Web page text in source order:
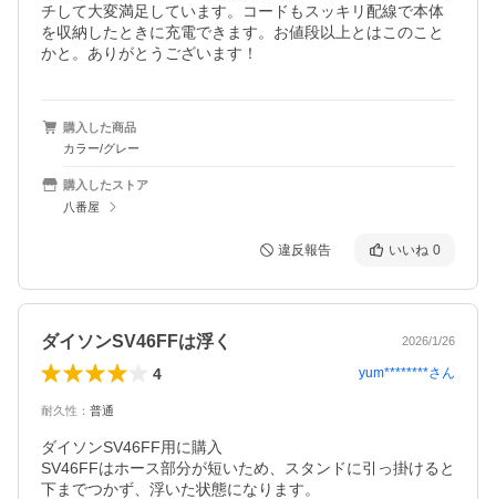
チして大変満足しています。コードもスッキリ配線で本体
を収納したときに充電できます。お値段以上とはこのこと
かと。ありがとうございます！
購入した商品
カラー/グレー
購入したストア
八番屋
違反報告 いいね 0
ダイソンSV46FFは浮く 2026/1/26
4 yum********さん
耐久性 ： 普通
ダイソンSV46FF用に購入
SV46FFはホース部分が短いため、スタンドに引っ掛けると
下までつかず、浮いた状態になります。